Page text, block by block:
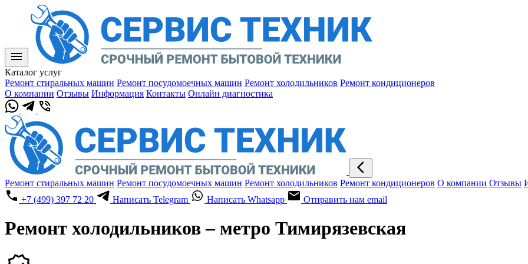
Каталог услуг
Ремонт стиральных машин Ремонт посудомоечных машин Ремонт холодильников Ремонт кондиционеров
О компании Отзывы Информация Контакты Онлайн диагностика
Ремонт стиральных машин Ремонт посудомоечных машин Ремонт холодильников Ремонт кондиционеров О компании Отзывы
+7 (499) 397 72 20
Написать Telegram Написать Whatsapp Отправить нам email
Ремонт холодильников – метро Тимирязевская